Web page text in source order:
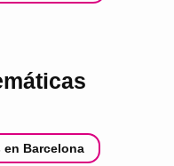
Barcelona